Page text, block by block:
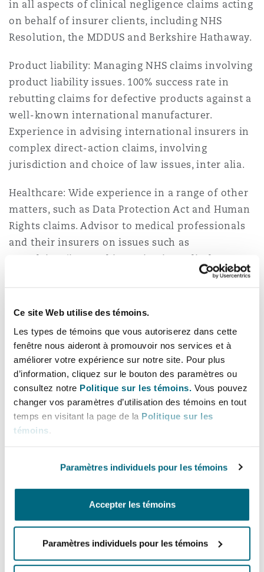
Ce site Web utilise des témoins.
Les types de témoins que vous autoriserez dans cette
fenêtre nous aideront à promouvoir nos services et à
améliorer votre expérience sur notre site. Pour plus
d’information, cliquez sur le bouton des paramètres ou
consultez notre Politique sur les témoins. Vous pouvez
changer vos paramètres d’utilisation des témoins en tout
temps en visitant la page de la Politique sur les
témoins
Paramètres individuels pour les témoins
Accepter les témoins
Paramètres individuels pour les témoins
Entretien, réparation et
Droit aérien commercial
Droit réglementaire
Satellites et espace
Droit maritime
Risques politiques et crédit
Responsabilité du fabricant
produits
Assurance biens
Assurance spécialisée
Bator
Jersey
York
County
(D. C.)
The St Botolph Building
Bulletins
in all aspects of clinical negligence claims acting
on behalf of insurer clients, including NHS
Resolution, the MDDUS and Berkshire Hathaway.
Product liability: Managing NHS claims involving
product liability issues. 100% success rate in
rebutting claims for defective products against a
well-known international manufacturer.
Experience in advising international insurers in
complex direct-action claims, involving
jurisdiction and choice of law issues, inter alia.
Healthcare: Wide experience in a range of other
matters, such as Data Protection Act and Human
Rights claims. Advisor to medical professionals
and their insurers on issues such as
complaints/internal investigations, disclosure,
data protection, GMC, investigations etc.
Expérience
Andrew has successfully defended the following
cases at trial:
JT v VG [2025] EWHC 2025 (KB) (a claim for
damages in respect of the assessment and
consent of the Claimant for
haemorrhoidectomy)
SD v (1) AR (2) JT [2024] EWHC 2444 (it was
injury during an ALIF procedure; and ii)
negligently injured the bowel during the
procedure).